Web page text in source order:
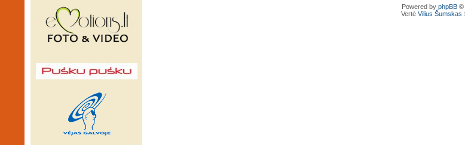
Powered by phpBB©
Vertė Vilius Šumskas